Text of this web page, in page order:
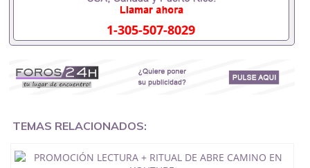
1-305-507-8029
TEMAS RELACIONADOS: